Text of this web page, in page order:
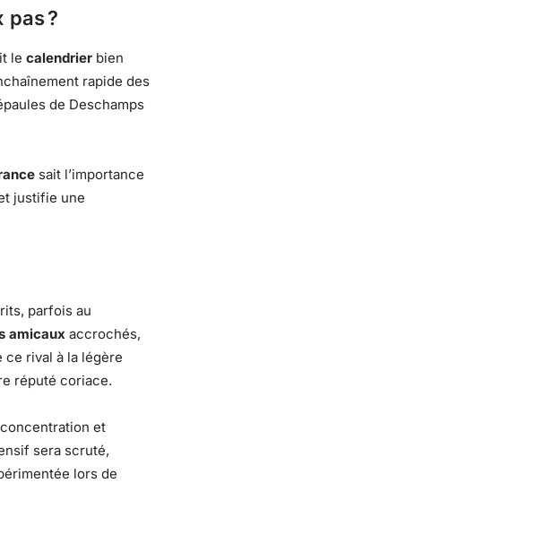
pas ?
le calendrier bien
rapide des
de Deschamps
sait l’importance
justifie une
parfois au
amicaux accrochés,
rival à la légère
réputé coriace.
et
sera scruté,
lors de